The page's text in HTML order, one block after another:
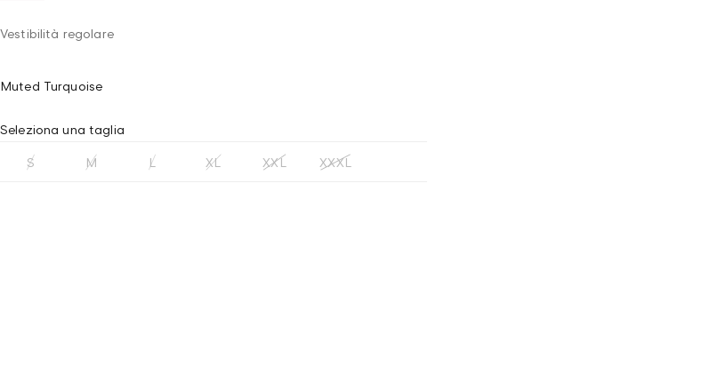
Vestibilità regolare
Muted Turquoise
Seleziona una taglia
S M L XL XXL XXXL